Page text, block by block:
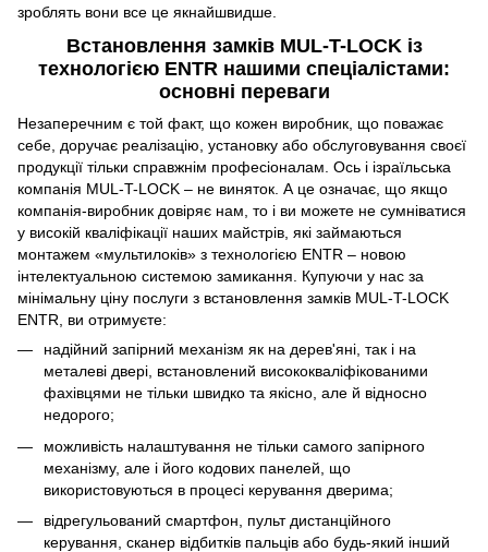
зроблять вони все це якнайшвидше.
Встановлення замків MUL-T-LOCK із
технологією ENTR нашими спеціалістами:
основні переваги
Незаперечним є той факт, що кожен виробник, що поважає
себе, доручає реалізацію, установку або обслуговування своєї
продукції тільки справжнім професіоналам. Ось і ізраїльська
компанія MUL-T-LOCK – не виняток. А це означає, що якщо
компанія-виробник довіряє нам, то і ви можете не сумніватися
у високій кваліфікації наших майстрів, які займаються
монтажем «мультилоків» з технологією ENTR – новою
інтелектуальною системою замикання. Купуючи у нас за
мінімальну ціну послуги з встановлення замків MUL-T-LOCK
ENTR, ви отримуєте:
надійний запірний механізм як на дерев'яні, так і на
металеві двері, встановлений висококваліфікованими
фахівцями не тільки швидко та якісно, але й відносно
недорого;
можливість налаштування не тільки самого запірного
механізму, але і його кодових панелей, що
використовуються в процесі керування дверима;
відрегульований смартфон, пульт дистанційного
керування, сканер відбитків пальців або будь-який інший